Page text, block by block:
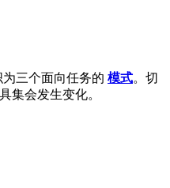
三个面向任务的 模式。切
会发生变化。